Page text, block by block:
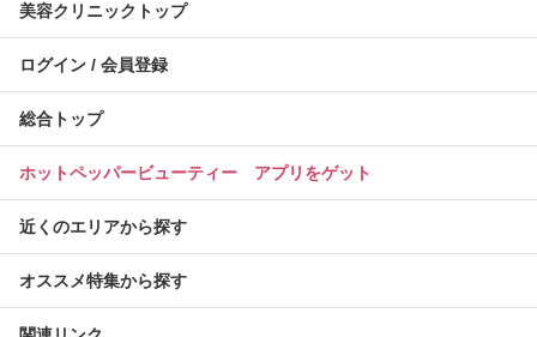
美容クリニックトップ
ログイン / 会員登録
総合トップ
ホットペッパービューティー アプリをゲット
近くのエリアから探す
オススメ特集から探す